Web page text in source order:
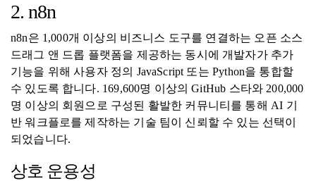
2. n8n
n8n은 1,000개 이상의 비즈니스 도구를 연결하는 오픈 소스
드래그 앤 드롭 플랫폼을 제공하는 동시에 개발자가 추가
기능을 위해 사용자 정의 JavaScript 또는 Python을 통합할
수 있도록 합니다. 169,600명 이상의 GitHub 스타와 200,000
명 이상의 회원으로 구성된 활발한 커뮤니티를 통해 AI 기
반 워크플로를 제작하는 기술 팀이 신뢰할 수 있는 선택이
되었습니다.
상호 운용성